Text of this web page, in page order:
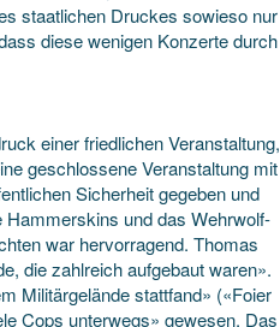
staatlichen Druckes sowieso nur
diese wenigen Konzerte durch
einer friedlichen Veranstaltung,
geschlossene Veranstaltung mit
Sicherheit gegeben und
und das Wehrwolf-
war hervorragend. Thomas
die zahlreich aufgebaut waren».
Militärgelände stattfand» («Foier
Cops unterwegs» gewesen. Das